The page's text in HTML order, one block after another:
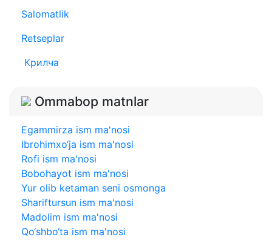
Salomatlik
Retseplar
Крилча
Ommabop matnlar
Egammirza ism ma'nosi
Ibrohimxo‘ja ism ma'nosi
Rofi ism ma'nosi
Bobohayot ism ma'nosi
Yur olib ketaman seni osmonga
Shariftursun ism ma'nosi
Madolim ism ma'nosi
Qo‘shbo‘ta ism ma'nosi